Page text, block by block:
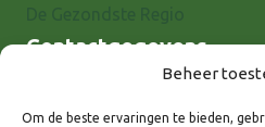
Beheer
Om de beste ervaringen te bieden,
Contactgegevens
7001 EX Doetinchem